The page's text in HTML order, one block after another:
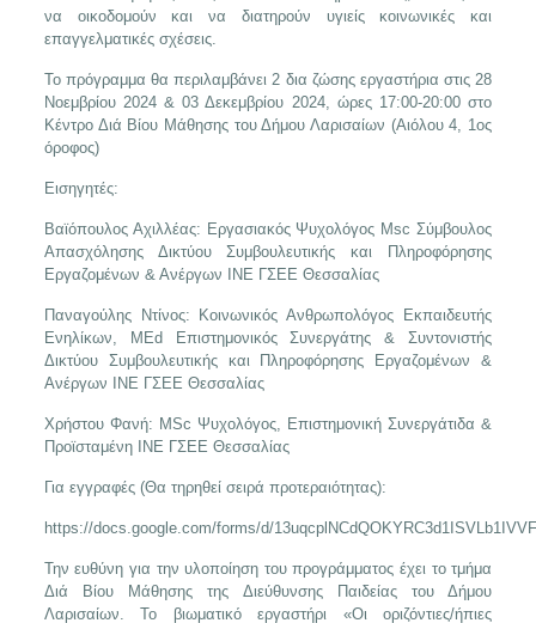
να οικοδομούν και να διατηρούν υγιείς κοινωνικές και
επαγγελματικές σχέσεις.
Το πρόγραμμα θα περιλαμβάνει 2 δια ζώσης εργαστήρια στις 28
Νοεμβρίου 2024 & 03 Δεκεμβρίου 2024, ώρες 17:00-20:00 στο
Κέντρο Διά Βίου Μάθησης του Δήμου Λαρισαίων (Αιόλου 4, 1ος
όροφος)
Εισηγητές:
Βαϊόπουλος Αχιλλέας: Εργασιακός Ψυχολόγος Msc Σύμβουλος
Απασχόλησης Δικτύου Συμβουλευτικής και Πληροφόρησης
Εργαζομένων & Ανέργων ΙΝΕ ΓΣΕΕ Θεσσαλίας
Παναγούλης Ντίνος: Κοινωνικός Ανθρωπολόγος Εκπαιδευτής
Ενηλίκων, MEd Επιστημονικός Συνεργάτης & Συντονιστής
Δικτύου Συμβουλευτικής και Πληροφόρησης Εργαζομένων &
Ανέργων ΙΝΕ ΓΣΕΕ Θεσσαλίας
Χρήστου Φανή: MSc Ψυχολόγος, Επιστημονική Συνεργάτιδα &
Προϊσταμένη ΙΝΕ ΓΣΕΕ Θεσσαλίας
Για εγγραφές (Θα τηρηθεί σειρά προτεραιότητας):
https://docs.google.com/forms/d/
Την ευθύνη για την υλοποίηση του προγράμματος έχει το τμήμα
Διά Βίου Μάθησης της Διεύθυνσης Παιδείας του Δήμου
Λαρισαίων. Το βιωματικό εργαστήρι «Οι οριζόντιες/ήπιες